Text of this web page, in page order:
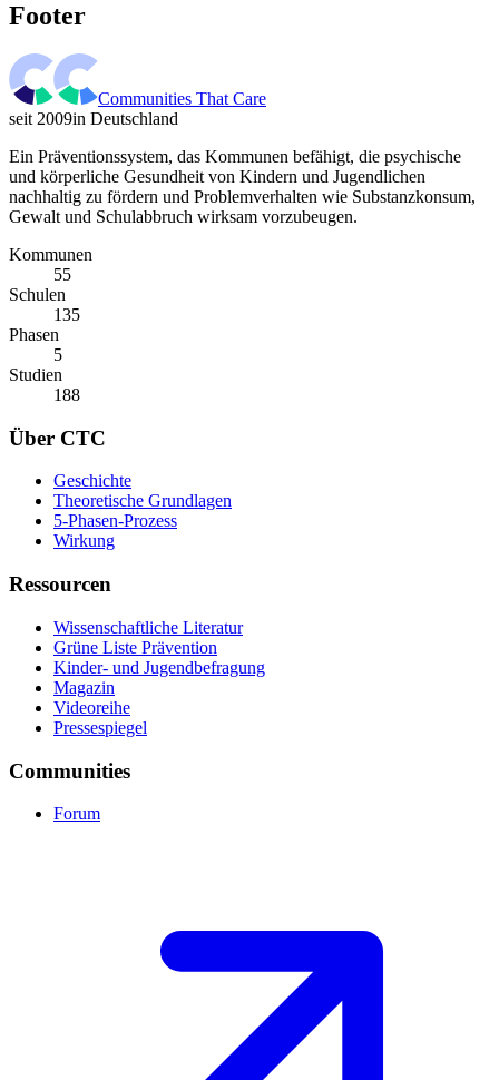
Footer
Communities That Care
seit 2009in Deutschland
Ein Präventionssystem, das Kommunen befähigt, die psychische
und körperliche Gesundheit von Kindern und Jugendlichen
nachhaltig zu fördern und Problemverhalten wie Substanzkonsum,
Gewalt und Schulabbruch wirksam vorzubeugen.
Kommunen
55
Schulen
135
Phasen
5
Studien
188
Über CTC
Geschichte
Theoretische Grundlagen
5-Phasen-Prozess
Wirkung
Ressourcen
Wissenschaftliche Literatur
Grüne Liste Prävention
Kinder- und Jugendbefragung
Magazin
Videoreihe
Pressespiegel
Communities
Forum